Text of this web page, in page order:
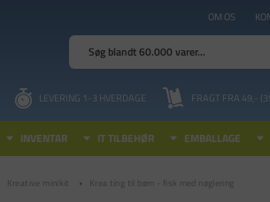
OM OS
LEVERING 1-3 HVERDAGE FRAGT FRA 49,-
INVENTAR IT TILBEHØR EMBALLAGE
Kreative minikit Krea ting til børn - fisk med nøglering